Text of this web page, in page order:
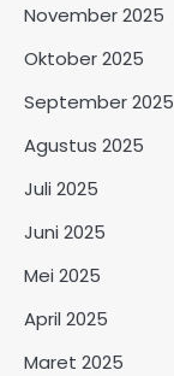
November 2025
Oktober 2025
September 2025
Agustus 2025
Juli 2025
Juni 2025
Mei 2025
April 2025
Maret 2025